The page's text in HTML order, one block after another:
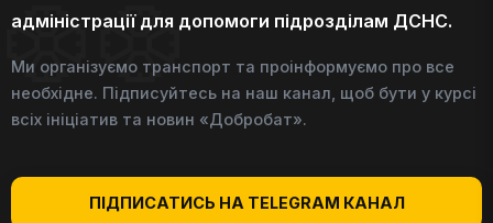
адміністрації для допомоги підрозділам ДСНС.
Ми організуємо транспорт та проінформуємо про все
необхідне. Підписуйтесь на наш канал, щоб бути у курсі
всіх ініціатив та новин «Добробат».
ПІДПИСАТИСЬ НА TELEGRAM КАНАЛ